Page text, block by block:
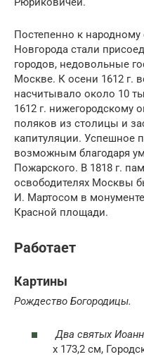
Постепенно к
Новгорода стали
городов, недовольные
Москве. К осени 1612 г.
насчитывало около 10
1612 г. нижегородскому
поляков из столицы и
капитуляции. Успешное
возможным благодаря
Пожарского. В 1818 г.
освободителях Москвы
И. Мартосом в
Красной площади.
Работает
Картины
Рождество Богородицы.
Два святых
х 173,2 см,